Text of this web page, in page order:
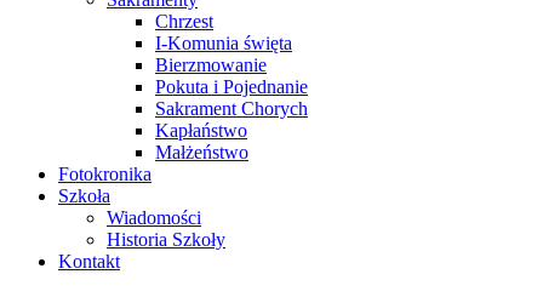
Chrzest
I-Komunia święta
Bierzmowanie
Pokuta i Pojednanie
Sakrament Chorych
Kapłaństwo
Małżeństwo
Fotokronika
Szkoła
Wiadomości
Historia Szkoły
Kontakt